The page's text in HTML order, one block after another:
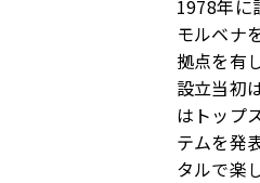
1978年に
モルベナ
拠点を有
設立当初
はトップ
テムを発
タルで楽